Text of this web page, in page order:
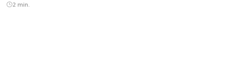
2 min.